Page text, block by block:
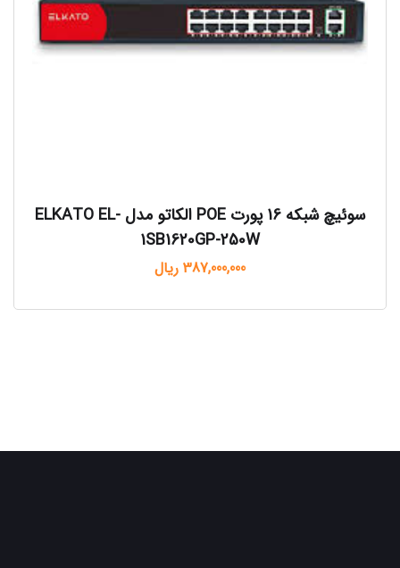
سوئیچ شبکه 16 پورت POE الکاتو مدل ELKATO EL-
1SB1620GP-250W
387,000,000 ریال